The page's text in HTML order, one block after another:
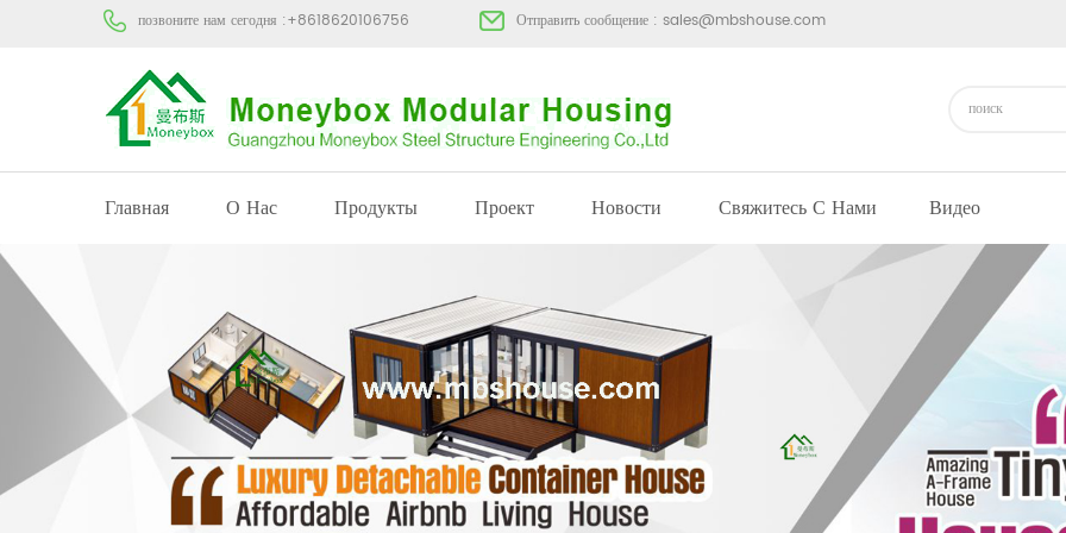
позвоните нам сегодня :+8618620106756 Отправить сообщение : sales@mbshouse.com
Главная О Нас Продукты Проект Новости Свяжитесь С Нами Видео